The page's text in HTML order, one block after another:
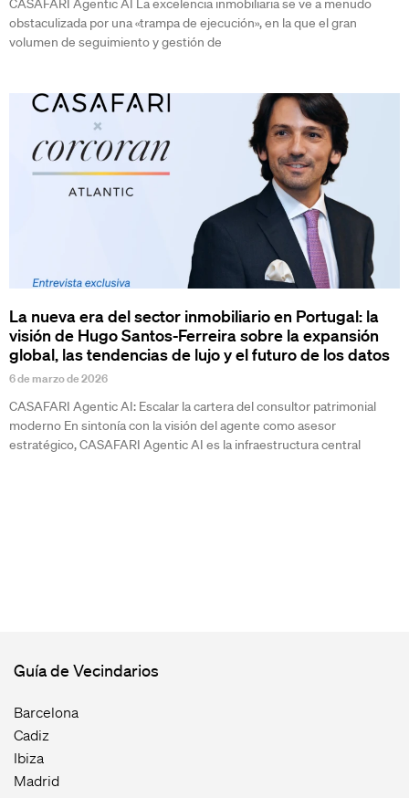
CASAFARI Agentic AI La excelencia inmobiliaria se ve a menudo
obstaculizada por una «trampa de ejecución», en la que el gran
volumen de seguimiento y gestión de
La nueva era del sector inmobiliario en Portugal: la
visión de Hugo Santos-Ferreira sobre la expansión
global, las tendencias de lujo y el futuro de los datos
6 de marzo de 2026
CASAFARI Agentic AI: Escalar la cartera del consultor patrimonial
moderno En sintonía con la visión del agente como asesor
estratégico, CASAFARI Agentic AI es la infraestructura central
Guía de Vecindarios
Barcelona
Cadiz
Ibiza
Madrid